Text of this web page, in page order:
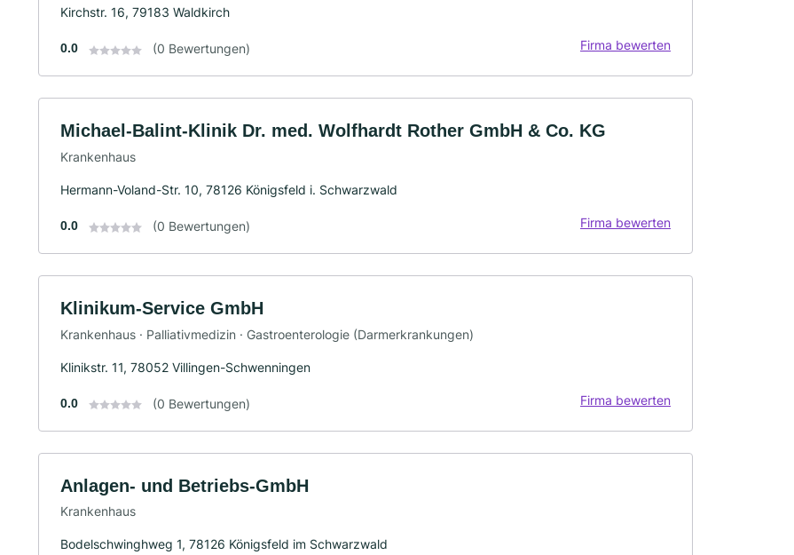
Kirchstr. 16, 79183 Waldkirch
0.0 (0 Bewertungen) Firma bewerten
Michael-Balint-Klinik Dr. med. Wolfhardt Rother GmbH & Co. KG
Krankenhaus
Hermann-Voland-Str. 10, 78126 Königsfeld i. Schwarzwald
0.0 (0 Bewertungen) Firma bewerten
Klinikum-Service GmbH
Krankenhaus · Palliativmedizin · Gastroenterologie (Darmerkrankungen)
Klinikstr. 11, 78052 Villingen-Schwenningen
0.0 (0 Bewertungen) Firma bewerten
Anlagen- und Betriebs-GmbH
Krankenhaus
Bodelschwinghweg 1, 78126 Königsfeld im Schwarzwald